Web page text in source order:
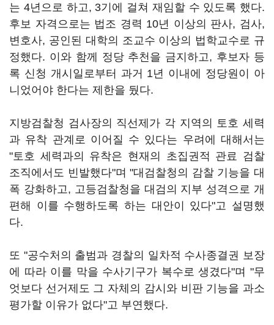
는 4년으로 하고, 3기에 걸쳐 재임할 수 있도록 했다.
후보 자격으로는 법조 경력 10년 이상의 판사, 검사,
변호사, 공인된 대학의 조교수 이상의 법학교수로 규
정했다. 이와 함께 정당 추천을 금지하고, 후보자 등
록 신청 개시일로부터 과거 1년 이내에 정당원이 아
니었어야 한다는 제한을 뒀다.
지방검찰청 검사장의 직선제가 각 지역의 토호 세력
과 유착 관계로 이어질 수 있다는 우려에 대해서는
"토호 세력과의 유착은 현재의 초집권적 관료 검찰
조직에서도 빈발했다"며 "대검찰청의 감찰 기능을 대
폭 강화하고, 고등검찰청을 대검의 지부 성격으로 개
편해 이를 수행하도록 하는 대안이 있다"고 설명했
다.
또 "공수처의 출범과 경찰의 일차적 수사종결권 보장
에 따라 이를 막을 수사기구가 복수로 생겼다"며 "무
엇보다 선거제도 그 자체의 감시와 비판 기능을 과소
평가할 이유가 없다"고 부연했다.